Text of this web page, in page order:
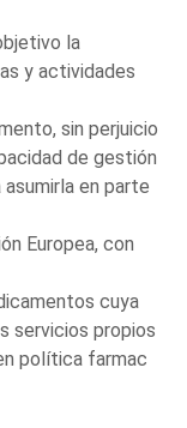
la
y actividades
sin perjuicio
de gestión
en parte
Europea, con
cuya
servicios propios
política farmac